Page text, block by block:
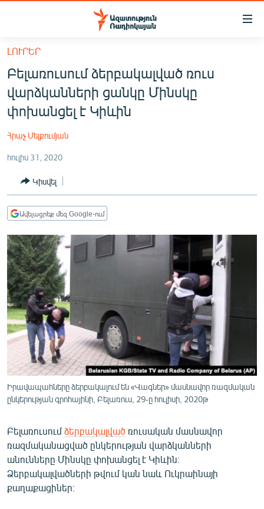
Մատչելիության
հիմնական
բովանդակությանը
Անցնել
հիմնական
մենյուին
ՀԱՅԱՍՏԱՆ
ՔԱՂԱՔԱԿԱՆ
ՏՆՏԵՍՈՒԹՅՈՒՆ
ՂԱՐԱԲԱՂ
ՏԱՐԱԾԱՇՐՋԱՆ
ՄԻՋԱԶԳԱՅԻՆ
ՄՇԱԿՈՒՅԹ
ՍՊՈՐՏ
ՄԵԿՆԱԲԱՆՈՒԹՅՈՒՆ
ՏՏ ԵՒ ԻՆՏԵՐՆԵՏ
ԱՐԽԻՎ
ԲԱՆԱՎԵՃ
ՁԳՏԵԼՈՎ ԼԱՎԱԳՈՒՅՆԻՆ
ՓՈԴՔԱՍԹ
ԼՈՒՐԵՐ
Բելառուսում ձերբակալված ռուս
վարձկանների ցանկը Մինսկը
փոխանցել է Կիևին
Հրաչ Մելքումյան
հուլիս 31, 2020
Կիսվել
Ավելացրեք մեզ Google-ում
Իրավապահները ձերբակալում են «Վագներ» մասնավոր ռազմական
ընկերության գրոհայինի, Բելառուս, 29-ը հուլիսի, 2020թ
Բելառուսում ձերբակալված ռուսական մասնավոր
ռազմականացված ընկերության վարձկանների
անունները Մինսկը փոխանցել է Կիևին։
Ձերբակալվածների թվում կան նաև Ուկրաինայի
քաղաքացիներ։